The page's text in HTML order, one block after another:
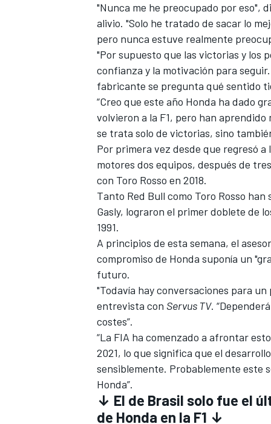
MÁS CATEGORÍAS
"Nunca me he preocupado por eso",
alivio. "Solo he tratado de sacar lo
pero nunca estuve realmente
"Por supuesto que las victorias y los
confianza y la motivación para
fabricante se pregunta qué sentido
“Creo que este año Honda ha dado
volvieron a la F1, pero han
se trata solo de victorias, sino
Por primera vez desde que regresó
motores dos equipos, después de
con Toro Rosso en 2018.
Tanto Red Bull como Toro Rosso
Gasly, lograron el primer doblete de
1991.
A principios de esta semana, el
compromiso de Honda suponía un
futuro.
"Todavía hay conversaciones para
entrevista con Servus TV.
costes”.
“La FIA ha comenzado a afrontar
2021, lo que significa que el
sensiblemente. Probablemente este
Honda”.
↓ El de Brasil solo fue el
de Honda en la F1 ↓